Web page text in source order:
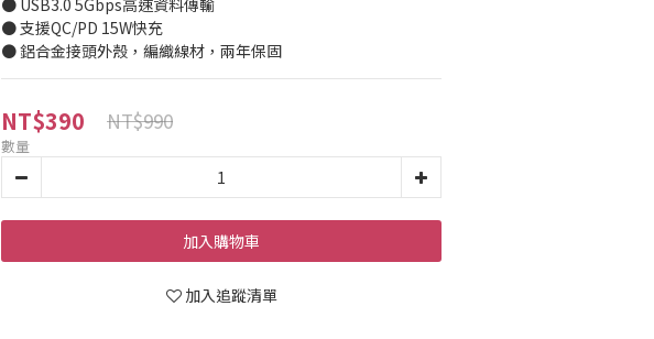
● USB3.0 5Gbps高速資料傳輸
● 支援QC/PD 15W快充
● 鋁合金接頭外殼，編織線材，兩年保固
NT$390 NT$990
數量
加入購物車
加入追蹤清單